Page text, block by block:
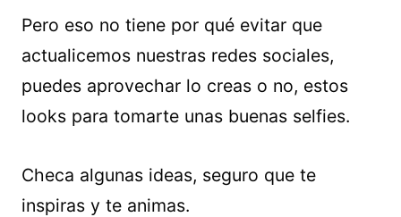
Pero eso no tiene por qué evitar que
actualicemos nuestras redes sociales,
puedes aprovechar lo creas o no, estos
looks para tomarte unas buenas selfies.
Checa algunas ideas, seguro que te
inspiras y te animas.